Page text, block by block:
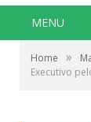
MENU
Home »
Executivo